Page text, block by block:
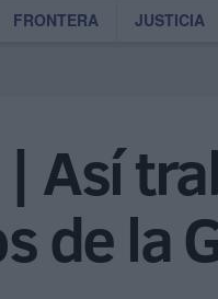
FRONTERA JUSTICIA
| Así
de la